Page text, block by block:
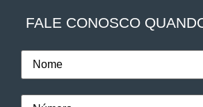
FALE CONOSCO